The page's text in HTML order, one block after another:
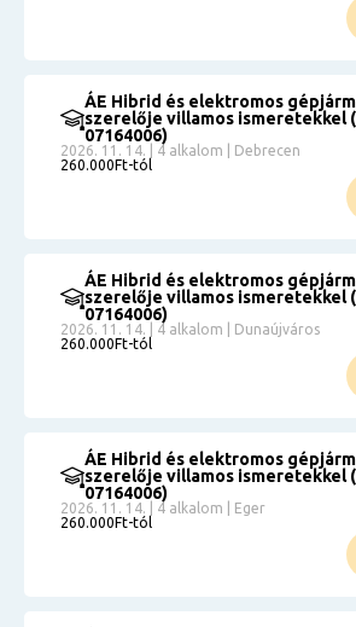
ÁE Hibrid és elektromos
szerelője villamos ismeretekkel
07164006)
2026. 11. 14. | 4 alkalom | Debrecen
260.000Ft-tól
ÁE Hibrid és elektromos
szerelője villamos ismeretekkel
07164006)
2026. 11. 14. | 4 alkalom | Dunaújváros
260.000Ft-tól
ÁE Hibrid és elektromos
szerelője villamos ismeretekkel
07164006)
2026. 11. 14. | 4 alkalom | Eger
260.000Ft-tól